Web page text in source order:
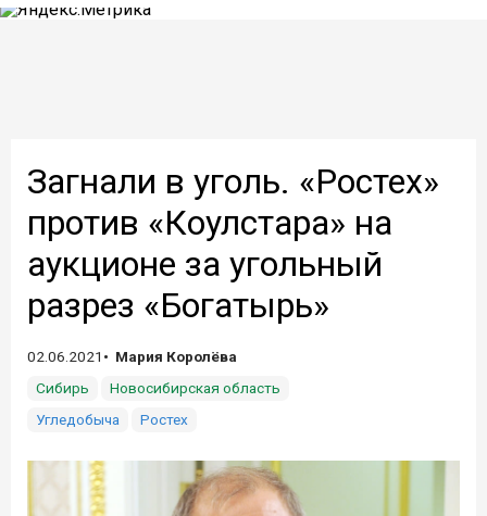
Загнали в уголь. «Ростех»
против «Коулстара» на
аукционе за угольный
разрез «Богатырь»
02.06.2021
Мария Королёва
Сибирь
Новосибирская область
Угледобыча
Ростех